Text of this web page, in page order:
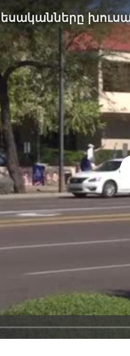
No media